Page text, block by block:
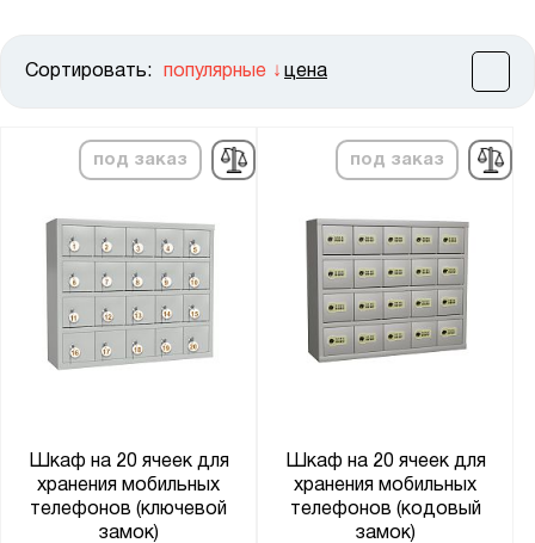
Сортировать: популярные цена
под заказ
Шкаф на 20 ячеек для
хранения мобильных
телефонов (ключевой
замок)
под заказ
Шкаф на 20 ячеек для
хранения мобильных
телефонов (кодовый
замок)
от до
Ширина, мм:
от до
от до
Количество дверей: